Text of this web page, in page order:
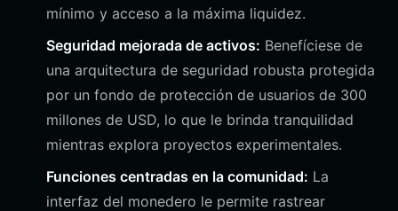
mínimo y acceso a la máxima liquidez.
Seguridad mejorada de activos: Benefíciese de
una arquitectura de seguridad robusta protegida
por un fondo de protección de usuarios de 300
millones de USD, lo que le brinda tranquilidad
mientras explora proyectos experimentales.
Funciones centradas en la comunidad: La
interfaz del monedero le permite rastrear